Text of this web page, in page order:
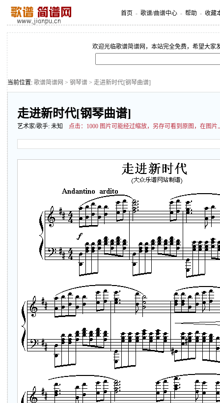
首页 - 歌谱/曲谱中心 - 帮助 - 收藏
欢迎光临歌谱简谱网，本站完全免费，希望大家
当前位置: 歌谱简谱网 > 钢琴谱 > 走进新时代[钢琴曲谱]
走进新时代[钢琴曲谱]
艺术家/歌手: 未知 点击： 1000 图片可能经过缩放，另存可看到原图，在图